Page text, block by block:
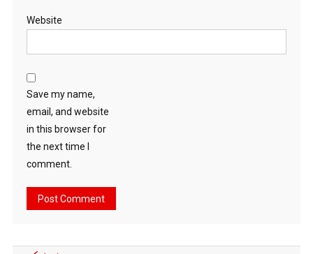
Website
Save my name,
email, and website
in this browser for
the next time I
comment.